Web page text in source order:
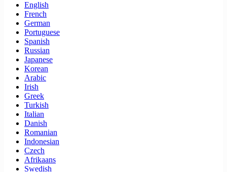
English
French
German
Portuguese
Spanish
Russian
Japanese
Korean
Arabic
Irish
Greek
Turkish
Italian
Danish
Romanian
Indonesian
Czech
Afrikaans
Swedish